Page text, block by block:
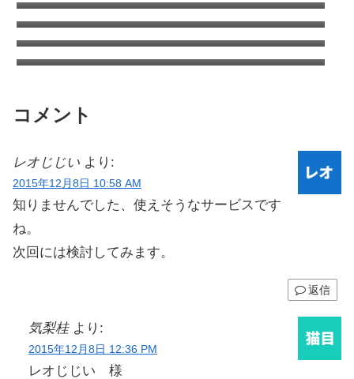
得した話
タイヤをミシュランAGILISキャンピングに交
換 | キャンピングカーの乗り心地を改善する
方法
日本もここまで来たか車中泊は危険がいっぱ
い？
コメント
レオじじい より:
2015年12月8日 10:58 AM
知りませんでした、使えそうなサービスです
ね。
次回には検討してみます。
返信
気梨桂 より:
2015年12月8日 12:36 PM
レオじじい 様